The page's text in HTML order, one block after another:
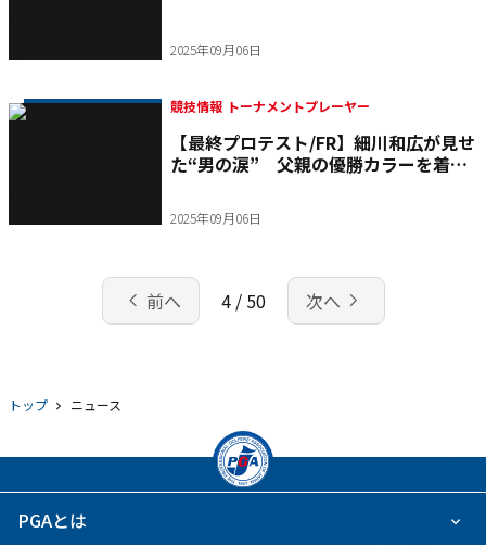
2025年09月06日
競技情報 トーナメントプレーヤー
【最終プロテスト/FR】細川和広が見せ
た“男の涙” 父親の優勝カラーを着て
2025年09月06日
chevron_left 前へ 4 / 50 次へ navigate_next
トップ ニュース
PGAとは